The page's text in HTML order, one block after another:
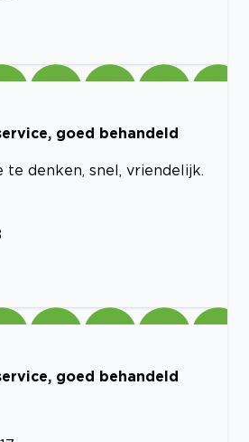
goed behandeld
denken, snel, vriendelijk.
goed behandeld